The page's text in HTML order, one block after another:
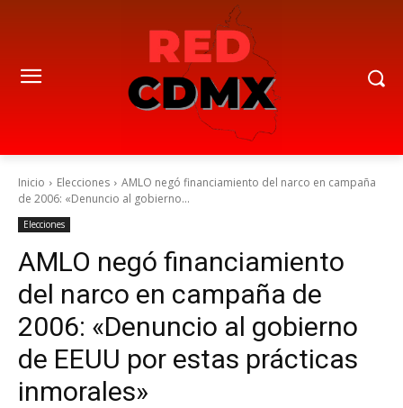
Inicio Elecciones
AMLO negó financiamiento del narco en campaña
de 2006: «Denuncio al gobierno...
Elecciones
AMLO negó financiamiento
del narco en campaña de
2006: «Denuncio al gobierno
de EEUU por estas prácticas
inmorales»